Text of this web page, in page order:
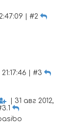
| #2
| #3
| 31 авг 2012,